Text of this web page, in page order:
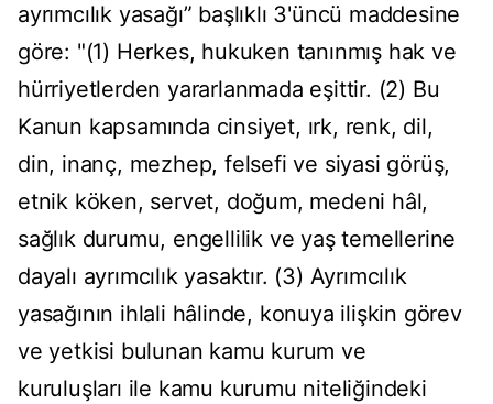
ayrımcılık yasağı” başlıklı 3'üncü maddesine
göre: "(1) Herkes, hukuken tanınmış hak ve
hürriyetlerden yararlanmada eşittir. (2) Bu
Kanun kapsamında cinsiyet, ırk, renk, dil,
din, inanç, mezhep, felsefi ve siyasi görüş,
etnik köken, servet, doğum, medeni hâl,
sağlık durumu, engellilik ve yaş temellerine
dayalı ayrımcılık yasaktır. (3) Ayrımcılık
yasağının ihlali hâlinde, konuya ilişkin görev
ve yetkisi bulunan kamu kurum ve
kuruluşları ile kamu kurumu niteliğindeki